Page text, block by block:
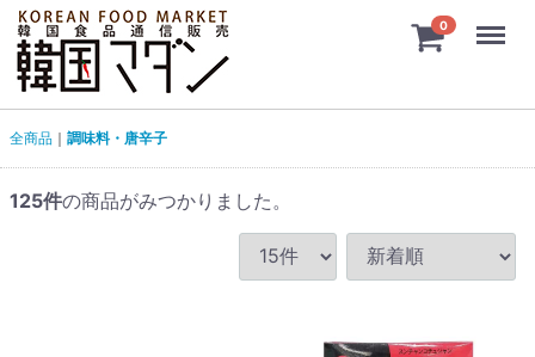
0 Menu
全商品 調味料・唐辛子
125件の商品がみつかりました。